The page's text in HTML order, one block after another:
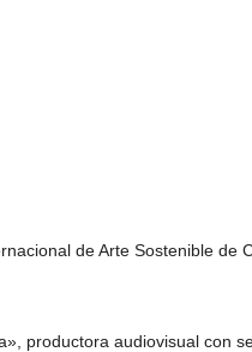
de Arte Sostenible de
productora audiovisual con